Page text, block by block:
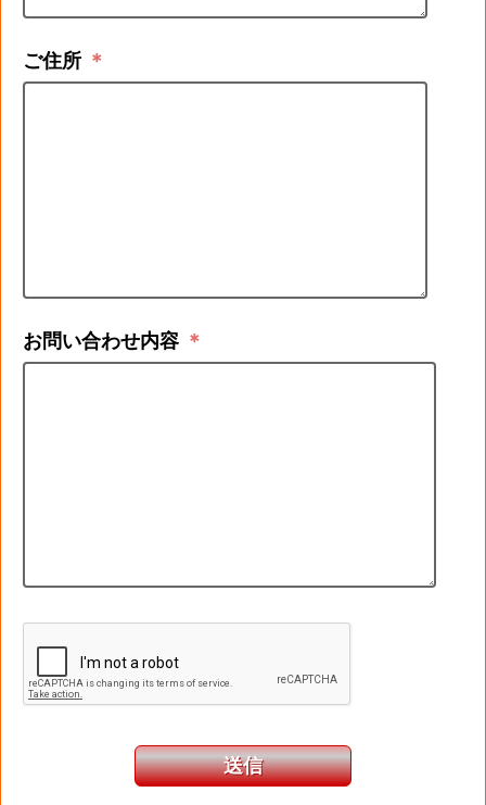
ご住所 ＊
お問い合わせ内容 ＊